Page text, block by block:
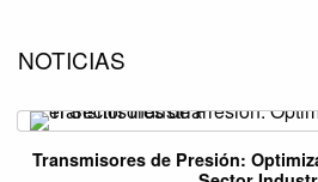
NOTICIAS
Transmisores de Presión: